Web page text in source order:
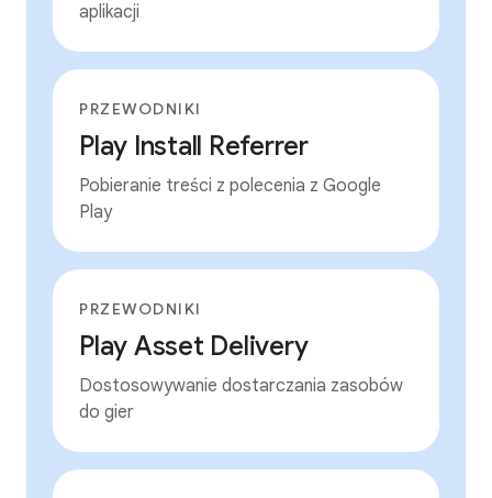
aplikacji
PRZEWODNIKI
Play Install Referrer
Pobieranie treści z polecenia z Google
Play
PRZEWODNIKI
Play Asset Delivery
Dostosowywanie dostarczania zasobów
do gier